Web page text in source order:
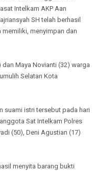
Intelkam AKP Aan
SH telah berhasil
menyimpan dan
Maya Novianti (32) warga
Selatan Kota
suami istri tersebut pada hari
Sat Intelkam Polres
(50), Deni Agustian (17)
menyita barang bukti